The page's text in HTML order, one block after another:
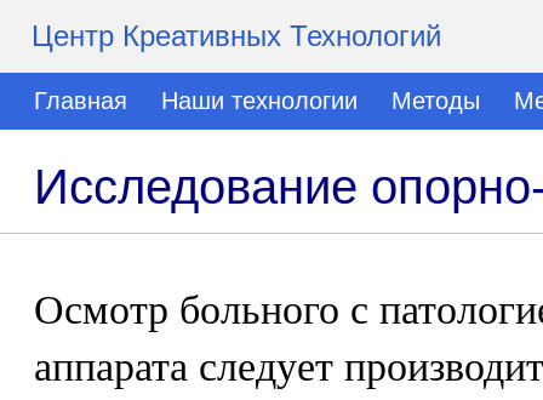
Центр Креативных Технологий
Главная Наши технологии Методы
Исследование
Осмотр больного с
аппарата следует